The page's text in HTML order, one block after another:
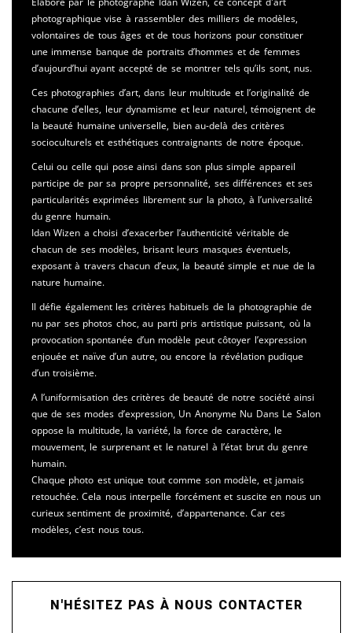
photographique vise à rassembler des milliers de modèles,
volontaires de tous âges et de tous horizons pour constituer
une immense banque de portraits d’hommes et de femmes
d’aujourd’hui ayant accepté de se montrer tels qu’ils sont, nus.
Ces photographies d’art, dans leur multitude et l’originalité de
chacune d’elles, leur dynamisme et leur naturel, témoignent de
la beauté humaine universelle, bien au-delà des critères
socioculturels et esthétiques contraignants de notre époque.
Celui ou celle qui pose ainsi dans son plus simple appareil
participe de par sa propre personnalité, ses différences et ses
particularités exprimées librement sur la photo, à l’universalité
du genre humain.
Idan Wizen a choisi d’exacerber l’authenticité véritable de
chacun de ses modèles, brisant leurs masques éventuels,
exposant à travers chacun d’eux, la beauté simple et nue de la
nature humaine.
Il défie également les critères habituels de la photographie de
nu par ses photos choc, au parti pris artistique puissant, où la
provocation spontanée d’un modèle peut côtoyer l’expression
enjouée et naïve d’un autre, ou encore la révélation pudique
d’un troisième.
A l’uniformisation des critères de beauté de notre société ainsi
que de ses modes d’expression, Un Anonyme Nu Dans Le Salon
oppose la multitude, la variété, la force de caractère, le
mouvement, le surprenant et le naturel à l’état brut du genre
humain.
Chaque photo est unique tout comme son modèle, et jamais
retouchée. Cela nous interpelle forcément et suscite en nous un
curieux sentiment de proximité, d’appartenance. Car ces
modèles, c’est nous tous.
N'HÉSITEZ PAS À NOUS CONTACTER